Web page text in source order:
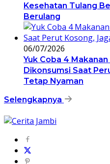
Kesehatan Tulang
Berulang
06/07/2026
Yuk Coba 4
Dikonsumsi Saat
Tetap Nyaman
Selengkapnya